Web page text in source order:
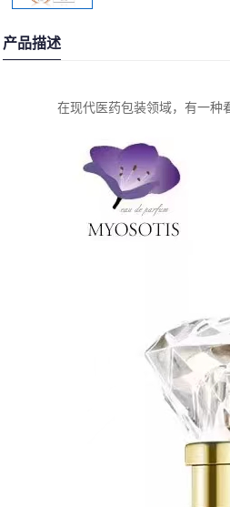
产品描述
在现代医药包装领域，有一